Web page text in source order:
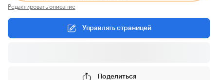
Редактировать описание
Управлять страницей
Поделиться